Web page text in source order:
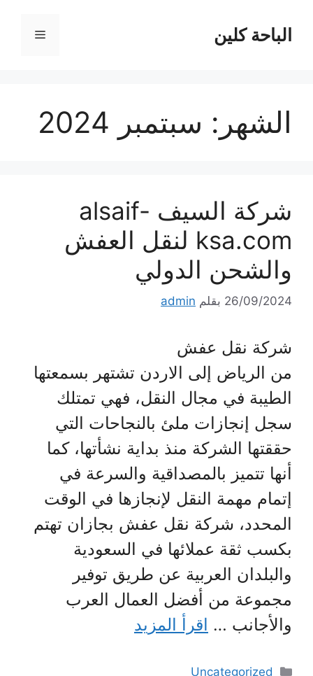
المحتوىالباحة كلين القائمة
الشهر: سبتمبر 2024
شركة السيف alsaif-
ksa.com لنقل العفش
والشحن الدولي
26/09/2024 بقلم admin
شركة نقل عفش
من الرياض إلى الاردن تشتهر بسمعتها
الطيبة في مجال النقل، فهي تمتلك
سجل إنجازات ملئ بالنجاحات التي
حققتها الشركة منذ بداية نشأتها، كما
أنها تتميز بالمصداقية والسرعة في
إتمام مهمة النقل لإنجازها في الوقت
المحدد، شركة نقل عفش بجازان تهتم
بكسب ثقة عملائها في السعودية
والبلدان العربية عن طريق توفير
مجموعة من أفضل العمال العرب
والأجانب … اقرأ المزيد
التصنيفات
Uncategorized